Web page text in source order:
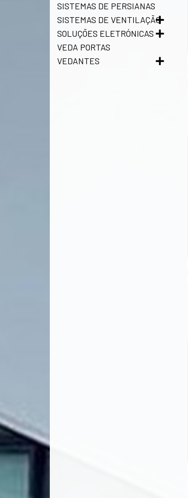
SISTEMAS DE PERSIANAS
SISTEMAS DE VENTILAÇÃO
SOLUÇÕES ELETRÓNICAS
VEDA PORTAS
VEDANTES